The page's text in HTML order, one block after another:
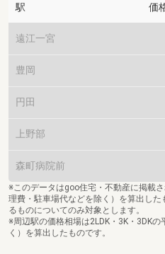
駅 価
遠江一宮
豊岡
円田
上野部
森町病院前
※このデータはgoo住宅・不動産に掲載
理費・駐車場代などを除く）を算出し
るものについてのみ対象とします。
※周辺駅の価格相場は2LDK・3K・3DK
く）を算出したものです。